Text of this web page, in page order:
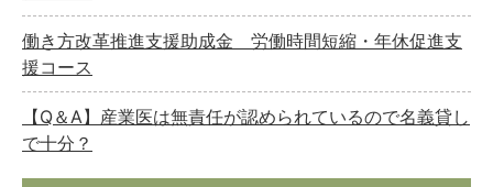
働き方改革推進支援助成金 労働時間短縮・年休促進支
援コース
【Q＆A】産業医は無責任が認められているので名義貸し
で十分？